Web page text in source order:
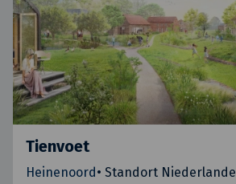
Tienvoet
Heinenoord• Standort Niederlande